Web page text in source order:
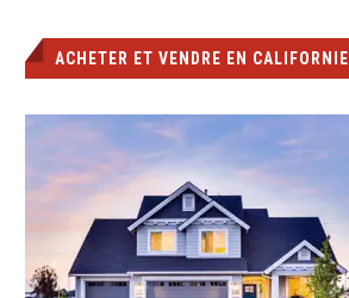
ACHETER ET VENDRE EN CALIFORNIE